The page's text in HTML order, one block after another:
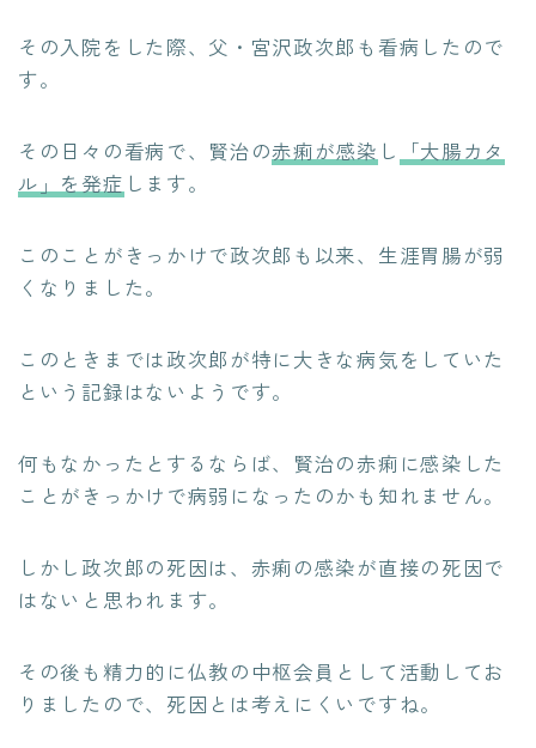
その入院をした際、父・宮沢政次郎も看病したので
す。
その日々の看病で、賢治の赤痢が感染 し
「大腸カタ
ル」を発症 します。
このことがきっかけで政次郎も以来、生涯胃腸が弱
くなりました。
このときまでは政次郎が特に大きな病気をしていた
という記録はないようです。
何もなかったとするならば、賢治の赤痢に感染した
ことがきっかけで病弱になったのかも知れません。
しかし政次郎の死因は、赤痢の感染が直接の死因で
はないと思われます。
その後も精力的に仏教の中枢会員として活動してお
りましたので、死因とは考えにくいですね。